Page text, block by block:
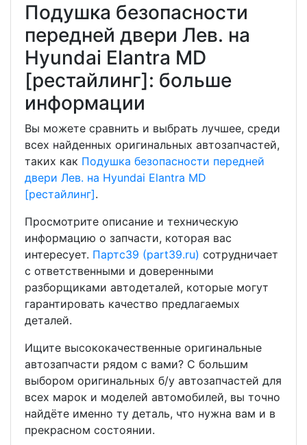
Подушка безопасности
передней двери Лев. на
Hyundai Elantra MD
[рестайлинг]: больше
информации
Вы можете сравнить и выбрать лучшее, среди
всех найденных оригинальных автозапчастей,
таких как Подушка безопасности передней
двери Лев. на Hyundai Elantra MD
[рестайлинг].
Просмотрите описание и техническую
информацию о запчасти, которая вас
интересует. Партс39 (part39.ru) сотрудничает
с ответственными и доверенными
разборщиками автодеталей, которые могут
гарантировать качество предлагаемых
деталей.
Ищите высококачественные оригинальные
автозапчасти рядом с вами? С большим
выбором оригинальных б/у автозапчастей для
всех марок и моделей автомобилей, вы точно
найдёте именно ту деталь, что нужна вам и в
прекрасном состоянии.